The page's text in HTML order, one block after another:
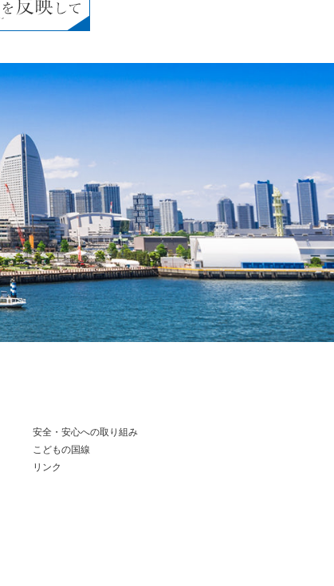
安全・安心への取り組み
こどもの国線
リンク